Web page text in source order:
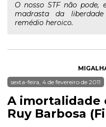
O nosso STF não pode,
madrasta da
remédio heroico.
sexta-feira, 4 de fevereiro de 2011
A imortalidade
Ruy Barbosa